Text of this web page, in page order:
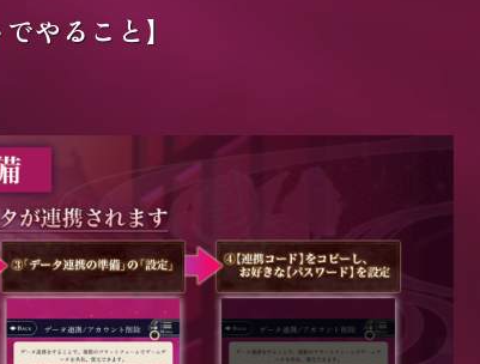
やること】